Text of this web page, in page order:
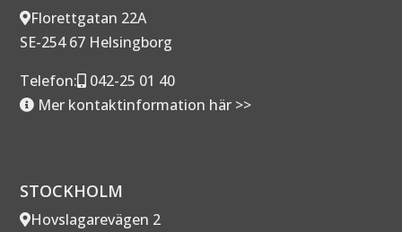
Florettgatan 22A
SE-254 67 Helsingborg
Telefon:
042-25 01 40
Mer kontaktinformation här >>
STOCKHOLM
Hovslagarevägen 2